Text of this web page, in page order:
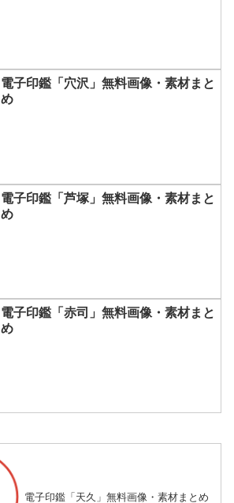
電子印鑑「穴沢」無料画像・素材まと
め
電子印鑑「芦塚」無料画像・素材まと
め
電子印鑑「赤司」無料画像・素材まと
め
電子印鑑「天久」無料画像・素材まとめ